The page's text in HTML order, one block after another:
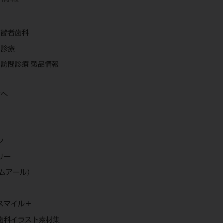
者歯科
療
問診療 製品情報
ー
アール）
マイル＋
科イラスト素材集